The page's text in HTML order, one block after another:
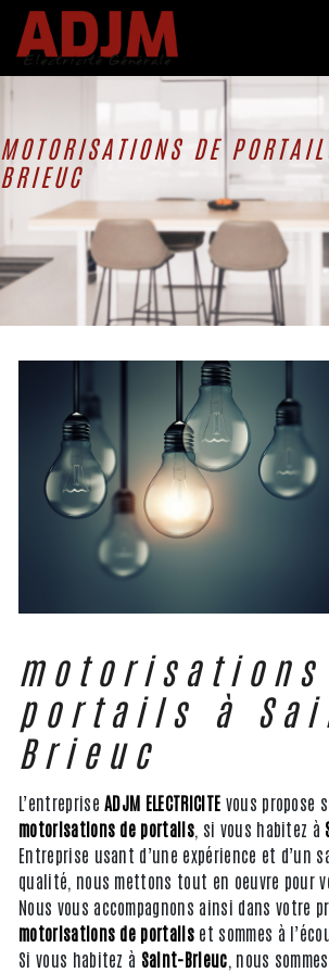
MOTORISATIONS DE
BRIEUC
motorisations
portails à
Brieuc
L’entrepriseADJM ELECTRICITE vous propose
motorisations de portails , si vous habitez à
Entreprise usant d’une expérience et d’un
qualité, nous mettons tout en oeuvre pour
Nous vous accompagnons ainsi dans votre
motorisations de portails et sommes à
Si vous habitez à Saint-Brieuc , nous
Panneau de gestion des cookies